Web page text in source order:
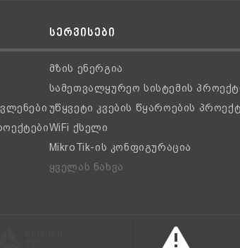
სერვისები
მზის ენერგია
სამეთვალყურეო სისტემის
უწყვეტი კვების წყაროების
WiFi ქსელი
MikroTik-ის კონფიგურაცია
ყველას ნახვა